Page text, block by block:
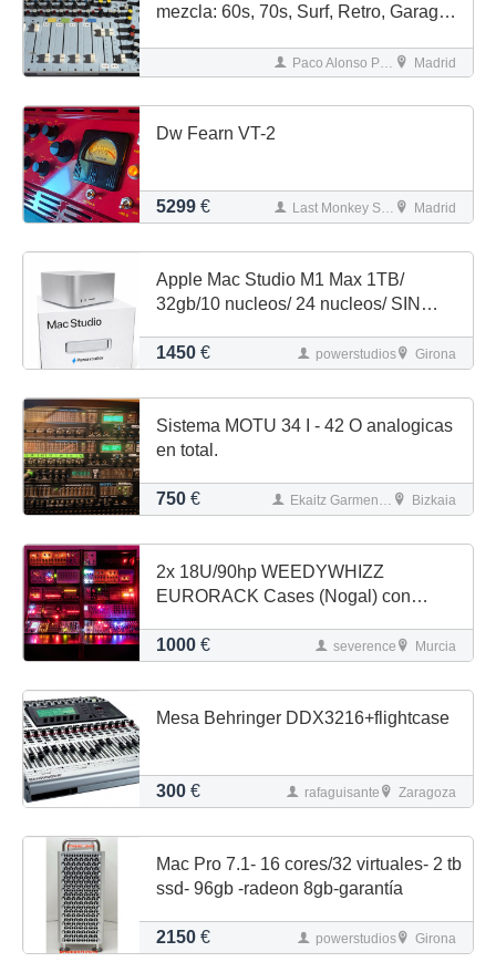
mezcla: 60s, 70s, Surf, Retro, Garage,
Paco Alonso Perdiguero Madrid
Dw Fearn VT-2
5299 € Last Monkey Studio Madrid
Apple Mac Studio M1 Max 1TB/
32gb/10 nucleos/ 24 nucleos/ SIN
1450 € powerstudios Girona
Sistema MOTU 34 I - 42 O analogicas
en total.
750 € Ekaitz Garmendia Bizkaia
2x 18U/90hp WEEDYWHIZZ
EURORACK Cases (Nogal) con
1000 € severence Murcia
Mesa Behringer DDX3216+flightcase
300 € rafaguisante Zaragoza
Mac Pro 7.1- 16 cores/32 virtuales- 2 tb
ssd- 96gb -radeon 8gb-garantía
2150 € powerstudios Girona